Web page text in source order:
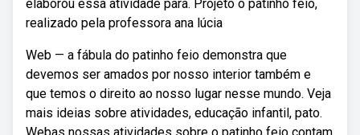
elaborou essa atividade para. Projeto o patinho feio,
realizado pela professora ana lúcia
Web — a fábula do patinho feio demonstra que
devemos ser amados por nosso interior também e
que temos o direito ao nosso lugar nesse mundo. Veja
mais ideias sobre atividades, educação infantil, pato.